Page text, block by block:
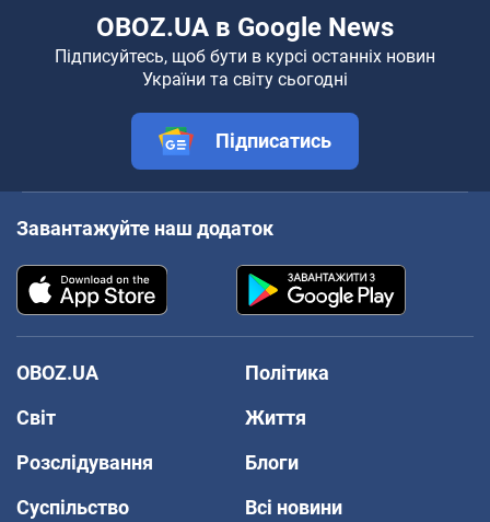
OBOZ.UA в Google News
Підписуйтесь, щоб бути в курсі останніх новин
України та світу сьогодні
Підписатись
Завантажуйте наш додаток
OBOZ.UA
Політика
Світ
Життя
Розслідування
Блоги
Суспільство
Всі новини